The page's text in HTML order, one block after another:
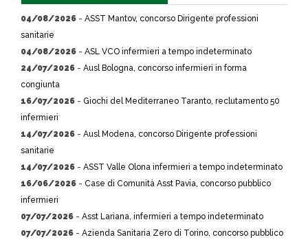
04/08/2026 - ASST Mantov, concorso Dirigente professioni
sanitarie
04/08/2026 - ASL VCO infermieri a tempo indeterminato
24/07/2026 - Ausl Bologna, concorso infermieri in forma
congiunta
16/07/2026 - Giochi del Mediterraneo Taranto, reclutamento 50
infermieri
14/07/2026 - Ausl Modena, concorso Dirigente professioni
sanitarie
14/07/2026 - ASST Valle Olona infermieri a tempo indeterminato
16/06/2026 - Case di Comunità Asst Pavia, concorso pubblico
infermieri
07/07/2026 - Asst Lariana, infermieri a tempo indeterminato
07/07/2026 - Azienda Sanitaria Zero di Torino, concorso pubblico